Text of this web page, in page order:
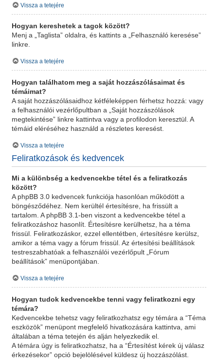
Vissza a tetejére
Hogyan kereshetek a tagok között?
Menj a „Taglista” oldalra, és kattints a „Felhasználó keresése”
linkre.
Vissza a tetejére
Hogyan találhatom meg a saját hozzászólásaimat és
témáimat?
A saját hozzászólásaidhoz kétféleképpen férhetsz hozzá: vagy
a felhasználói vezérlőpultban a „Saját hozzászólások
megtekintése” linkre kattintva vagy a profilodon keresztül. A
témáid eléréséhez használd a részletes keresést.
Vissza a tetejére
Feliratkozások és kedvencek
Mi a különbség a kedvencekbe tétel és a feliratkozás
között?
A phpBB 3.0 kedvencek funkciója hasonlóan működött a
böngésződéhez. Nem kerültél értesítésre, ha frissült a
tartalom. A phpBB 3.1-ben viszont a kedvencekbe tétel a
feliratkozáshoz hasonlít. Értesítésre kerülhetsz, ha a téma
frissül. Feliratkozáskor, ezzel ellentétben, értesítésre kerülsz,
amikor a téma vagy a fórum frissül. Az értesítési beállítások
testreszabhatóak a felhasználói vezérlőpult „Fórum
beállítások” menüpontjában.
Vissza a tetejére
Hogyan tudok kedvencekbe tenni vagy feliratkozni egy
témára?
Kedvencekbe tehetsz vagy feliratkozhatsz egy témára a “Téma
eszközök” menüpont megfelelő hivatkozására kattintva, ami
általában a téma tetején és alján helyezkedik el.
A témára úgy is feliratkozhatsz, ha a “Értesítést kérek új válasz
érkezésekor” opció bejelölésével küldesz új hozzászólást.